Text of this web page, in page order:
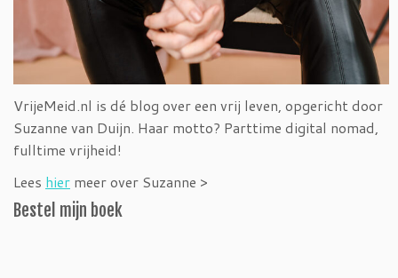
VrijeMeid.nl is dé blog over een vrij leven, opgericht door
Suzanne van Duijn. Haar motto? Parttime digital nomad,
fulltime vrijheid!
Lees hier meer over Suzanne >
Bestel mijn boek